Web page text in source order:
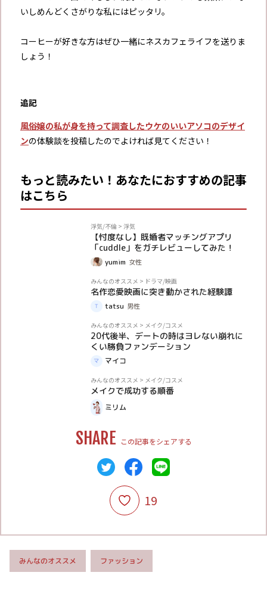
いしめんどくさがりな私にはピッタリ。
コーヒーが好きな方はぜひ一緒にネスカフェライフを送りま
しょう！
追記
風俗嬢の私が身を持って調査したウケのいいアソコのデザイ
ンの体験談を投稿したのでよければ見てください！
もっと読みたい！あなたにおすすめの記事
はこちら
浮気/不倫 > 浮気
【忖度なし】既婚者マッチングアプリ
「cuddle」をガチレビューしてみた！
yumim 女性
みんなのオススメ > ドラマ/映画
名作恋愛映画に突き動かされた経験譚
tatsu 男性
みんなのオススメ > メイク/コスメ
20代後半、デートの時はヨレない崩れに
くい勝負ファンデーション
マイコ
みんなのオススメ > メイク/コスメ
メイクで成功する順番
ミリム
SHARE この記事をシェアする
19
みんなのオススメ ファッション